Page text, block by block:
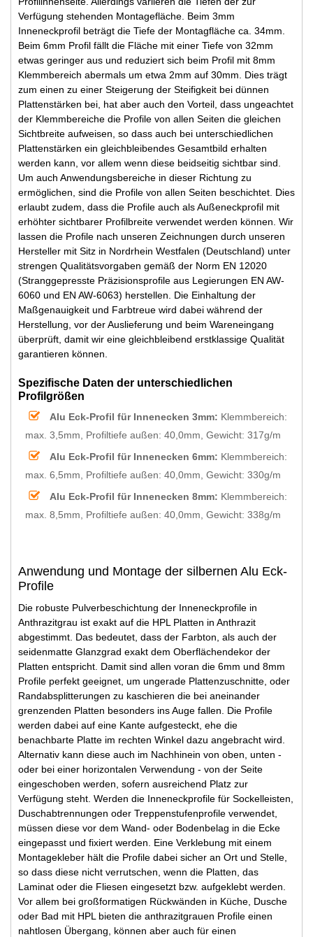
Verfügung stehenden Montagefläche. Beim 3mm
Inneneckprofil beträgt die Tiefe der Montagfläche ca. 34mm.
Beim 6mm Profil fällt die Fläche mit einer Tiefe von 32mm
etwas geringer aus und reduziert sich beim Profil mit 8mm
Klemmbereich abermals um etwa 2mm auf 30mm. Dies trägt
zum einen zu einer Steigerung der Steifigkeit bei dünnen
Plattenstärken bei, hat aber auch den Vorteil, dass ungeachtet
der Klemmbereiche die Profile von allen Seiten die gleichen
Sichtbreite aufweisen, so dass auch bei unterschiedlichen
Plattenstärken ein gleichbleibendes Gesamtbild erhalten
werden kann, vor allem wenn diese beidseitig sichtbar sind.
Um auch Anwendungsbereiche in dieser Richtung zu
ermöglichen, sind die Profile von allen Seiten beschichtet. Dies
erlaubt zudem, dass die Profile auch als Außeneckprofil mit
erhöhter sichtbarer Profilbreite verwendet werden können. Wir
lassen die Profile nach unseren Zeichnungen durch unseren
Hersteller mit Sitz in Nordrhein Westfalen (Deutschland) unter
strengen Qualitätsvorgaben gemäß der Norm EN 12020
(Stranggepresste Präzisionsprofile aus Legierungen EN AW-
6060 und EN AW-6063) herstellen. Die Einhaltung der
Maßgenauigkeit und Farbtreue wird dabei während der
Herstellung, vor der Auslieferung und beim Wareneingang
überprüft, damit wir eine gleichbleibend erstklassige Qualität
garantieren können.
Spezifische Daten der unterschiedlichen
Profilgrößen
Alu Eck-Profil für Innenecken 3mm: Klemmbereich:
max. 3,5mm, Profiltiefe außen: 40,0mm, Gewicht: 317g/m
Alu Eck-Profil für Innenecken 6mm: Klemmbereich:
max. 6,5mm, Profiltiefe außen: 40,0mm, Gewicht: 330g/m
Alu Eck-Profil für Innenecken 8mm: Klemmbereich:
max. 8,5mm, Profiltiefe außen: 40,0mm, Gewicht: 338g/m
Anwendung und Montage der silbernen Alu Eck-
Profile
Die robuste Pulverbeschichtung der Inneneckprofile in
Anthrazitgrau ist exakt auf die HPL Platten in Anthrazit
abgestimmt. Das bedeutet, dass der Farbton, als auch der
seidenmatte Glanzgrad exakt dem Oberflächendekor der
Platten entspricht. Damit sind allen voran die 6mm und 8mm
Profile perfekt geeignet, um ungerade Plattenzuschnitte, oder
Randabsplitterungen zu kaschieren die bei aneinander
grenzenden Platten besonders ins Auge fallen. Die Profile
werden dabei auf eine Kante aufgesteckt, ehe die
benachbarte Platte im rechten Winkel dazu angebracht wird.
Alternativ kann diese auch im Nachhinein von oben, unten -
oder bei einer horizontalen Verwendung - von der Seite
eingeschoben werden, sofern ausreichend Platz zur
Verfügung steht. Werden die Inneneckprofile für Sockelleisten,
Duschabtrennungen oder Treppenstufenprofile verwendet,
müssen diese vor dem Wand- oder Bodenbelag in die Ecke
eingepasst und fixiert werden. Eine Verklebung mit einem
Montagekleber hält die Profile dabei sicher an Ort und Stelle,
so dass diese nicht verrutschen, wenn die Platten, das
Laminat oder die Fliesen eingesetzt bzw. aufgeklebt werden.
Vor allem bei großformatigen Rückwänden in Küche, Dusche
oder Bad mit HPL bieten die anthrazitgrauen Profile einen
nahtlosen Übergang, können aber auch für einen